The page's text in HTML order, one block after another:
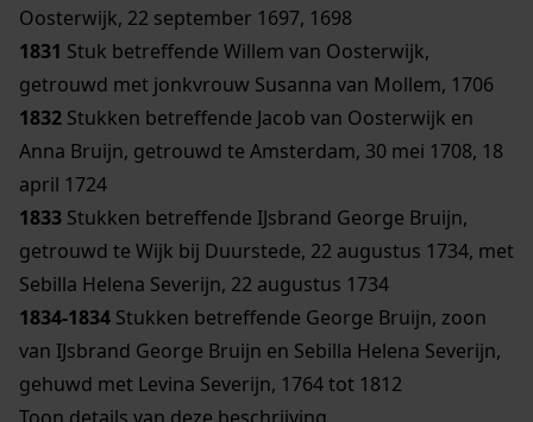
Oosterwijk, 22 september 1697, 1698
1831 Stuk betreffende Willem van Oosterwijk,
getrouwd met jonkvrouw Susanna van Mollem, 1706
1832 Stukken betreffende Jacob van Oosterwijk en
Anna Bruijn, getrouwd te Amsterdam, 30 mei 1708, 18
april 1724
1833 Stukken betreffende IJsbrand George Bruijn,
getrouwd te Wijk bij Duurstede, 22 augustus 1734, met
Sebilla Helena Severijn, 22 augustus 1734
1834-1834 Stukken betreffende George Bruijn, zoon
van IJsbrand George Bruijn en Sebilla Helena Severijn,
gehuwd met Levina Severijn, 1764 tot 1812